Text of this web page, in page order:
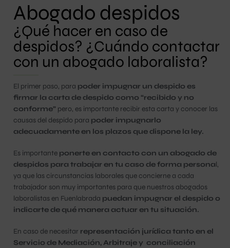
Abogado despidos
¿Qué hacer en caso de
despidos? ¿Cuándo contactar
con un abogado laboralista?
El primer paso, para poder impugnar un despido es
firmar la carta de despido como “recibido y no
conforme” pero, es importante recibir esta carta y conocer las
causas del despido para poder impugnarlo
adecuadamente en los plazos que dispone la ley.
Es importante ponerte en contacto con un abogado de
despidos para trabajar en tu caso de forma personal,
ya que las circunstancias laborales que concierne a cada
trabajador son muy importantes para que nuestros abogados
laboralistas en Fuenlabrada puedan impugnar el despido o
indicarte de qué manera actuar en tu situación.
En caso de necesitar representación jurídica tanto en el
Servicio de Mediación, Arbitraje y conciliación